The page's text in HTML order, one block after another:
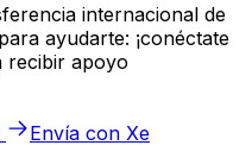
internacional de
ayudarte: ¡conéctate
recibir apoyo
Envía con Xe